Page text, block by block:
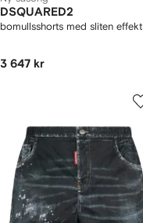
DSQUARED2
bomullsshorts med sliten effekt
3 647 kr